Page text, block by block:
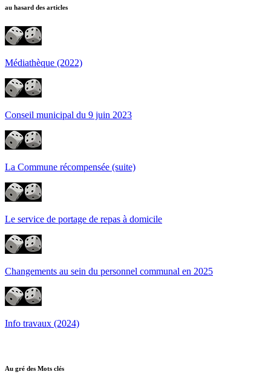
au hasard des articles
Médiathèque (2022)
Conseil municipal du 9 juin 2023
La Commune récompensée (suite)
Le service de portage de repas à domicile
Changements au sein du personnel communal en 2025
Info travaux (2024)
Au gré des Mots clés